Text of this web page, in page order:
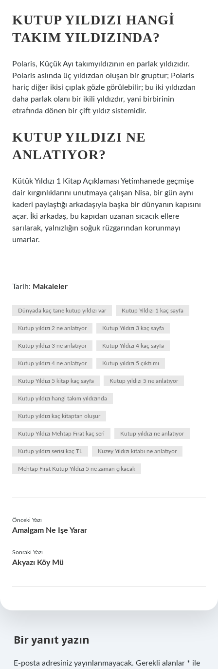
KUTUP YILDIZI HANGI
TAKIM YILDIZINDA?
Polaris, Küçük Ayı takımyıldızının en parlak yıldızıdır.
Polaris aslında üç yıldızdan oluşan bir gruptur; Polaris
hariç diğer ikisi çıplak gözle görülebilir; bu iki yıldızdan
daha parlak olanı bir ikili yıldızdır, yani birbirinin
etrafında dönen bir çift yıldız sistemidir.
KUTUP YILDIZI NE
ANLATIYOR?
Kütük Yıldızı 1 Kitap Açıklaması Yetimhanede geçmişe
dair kırgınlıklarını unutmaya çalışan Nisa, bir gün aynı
kaderi paylaştığı arkadaşıyla başka bir dünyanın kapısını
açar. İki arkadaş, bu kapıdan uzanan sıcacık ellere
sarılarak, yalnızlığın soğuk rüzgarından korunmayı
umarlar.
Tarih: Makaleler
Dünyada kaç tane kutup yıldızı var Kutup Yıldızı 1 kaç sayfa
Kutup yıldızı 2 ne anlatıyor Kutup Yıldızı 3 kaç sayfa
Kutup yıldızı 3 ne anlatıyor Kutup Yıldızı 4 kaç sayfa
Kutup yıldızı 4 ne anlatıyor Kutup yıldızı 5 çıktı mı
Kutup Yıldızı 5 kitap kaç sayfa Kutup yıldızı 5 ne anlatıyor
Kutup yıldızı hangi takım yıldızında
Kutup yıldızı kaç kitaptan oluşur
Kutup Yıldızı Mehtap Fırat kaç seri Kutup yıldızı ne anlatıyor
Kutup yıldızı serisi kaç TL Kuzey Yıldızı kitabı ne anlatıyor
Mehtap Fırat Kutup Yıldızı 5 ne zaman çıkacak
Önceki Yazı
Amalgam Ne Işe Yarar
Sonraki Yazı
Akyazı Köy Mü
Bir yanıt yazın
E-posta adresiniz yayınlanmayacak. Gerekli alanlar * ile